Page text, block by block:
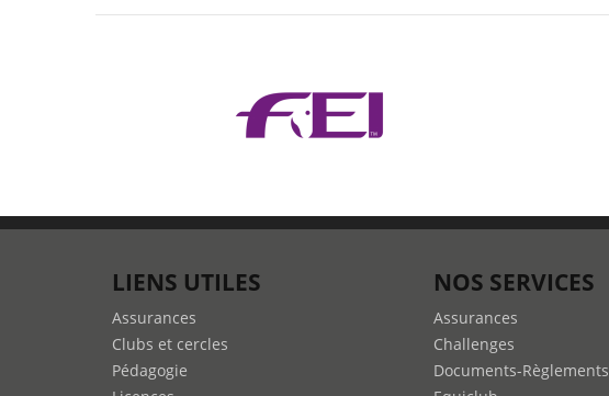
LIENS UTILES
Assurances
Clubs et cercles
Pédagogie
NOS SERVICES
Assurances
Challenges
Documents-Règlements